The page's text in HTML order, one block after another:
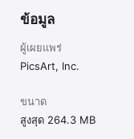
ข้อมูล
ผู้เผยแพร่
PicsArt, Inc.
ขนาด
สูงสุด 264.3 MB